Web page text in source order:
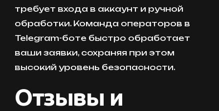
требует входа в аккаунт и ручной
обработки. Команда операторов в
Telegram-боте быстро обработает
ваши заявки, сохраняя при этом
высокий уровень безопасности.
Отзывы и